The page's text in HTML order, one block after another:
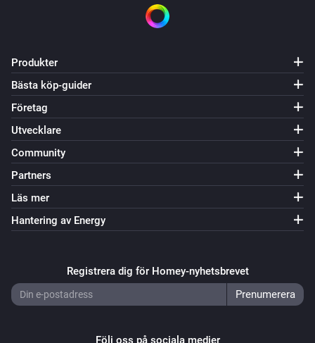
Produkter
Bästa köp-guider
Företag
Utvecklare
Community
Partners
Läs mer
Hantering av Energy
Registrera dig för Homey-nyhetsbrevet
Följ oss på sociala medier